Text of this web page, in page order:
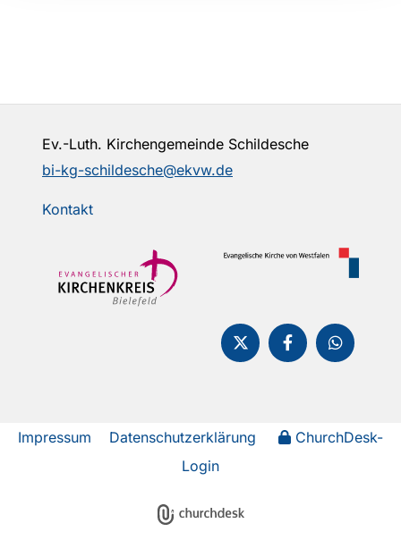
Ev.-Luth. Kirchengemeinde Schildesche
bi-kg-schildesche@ekvw.de
Kontakt
Impressum Datenschutzerklärung
ChurchDesk-
Login